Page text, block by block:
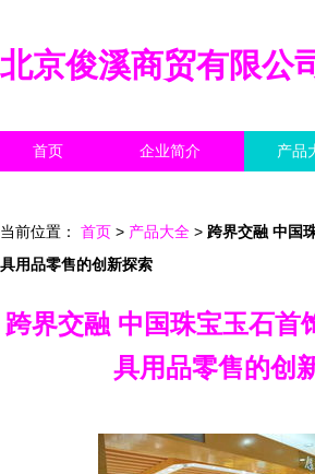
北京俊溪商贸有限公
首页 企业简介 产品
当前位置： 首页 > 产品大全 > 跨界交融 中国
具用品零售的创新探索
跨界交融 中国珠宝玉石首
具用品零售的创